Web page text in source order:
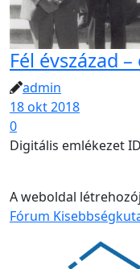
Fél évszázad
admin
18 okt 2018
0
Digitális emlékezet
A weboldal
Fórum